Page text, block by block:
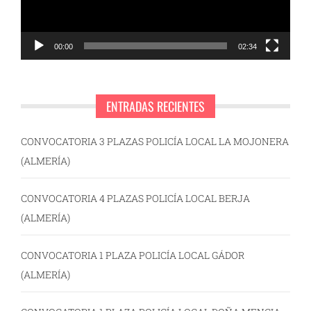
00:00 02:34
ENTRADAS RECIENTES
CONVOCATORIA 3 PLAZAS POLICÍA LOCAL LA MOJONERA
(ALMERÍA)
CONVOCATORIA 4 PLAZAS POLICÍA LOCAL BERJA
(ALMERÍA)
CONVOCATORIA 1 PLAZA POLICÍA LOCAL GÁDOR
(ALMERÍA)